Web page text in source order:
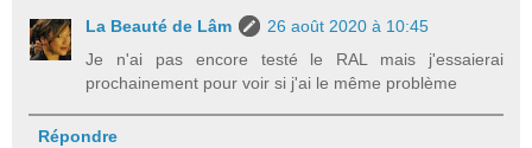
La Beauté de Lâm
26 août 2020 à 10:45
Je n'ai pas encore testé le RAL mais j'essaierai
prochainement pour voir si j'ai le même problème
Répondre